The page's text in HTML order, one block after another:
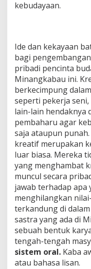
kebudayaan.
Ide dan kekayaan
bagi
pribadi pencinta
Minangkabau ini.
berkecimpung
seperti pekerja
lain-lain hendaknya
pembaharu agar
saja ataupun
kreatif merupakan
luar biasa. Mereka
yang menghambat
muncul secara
jawab terhadap
menghilangkan
terkandung di
sastra yang ada di
sebuah bentuk
tengah-tengah
sistem oral. Kaba
atau bahasa lisan.